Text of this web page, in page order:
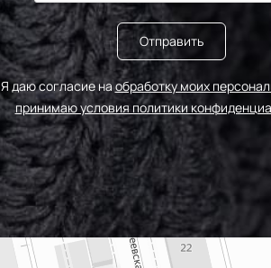
Отправить
Я даю согласие наобработку моих
принимаю условия политики